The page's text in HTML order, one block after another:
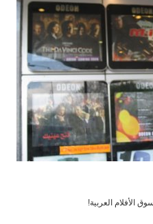
الأفلام العربية!